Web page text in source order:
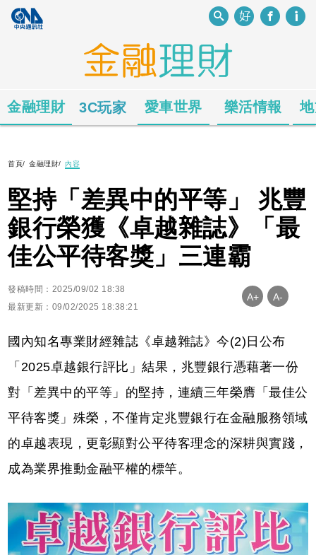
金融理財 3C玩家 愛車世界 樂活情報
首頁/ 金融理財/ 內容
堅持「差異中的平等」 兆豐
銀行榮獲《卓越雜誌》「最
佳公平待客獎」三連霸
發稿時間：2025/09/02 18:38
最新更新：09/02/2025 18:38:21
A+ A-
國內知名專業財經雜誌《卓越雜誌》今(2)日公布
「2025卓越銀行評比」結果，兆豐銀行憑藉著一份
對「差異中的平等」的堅持，連續三年榮膺「最佳公
平待客獎」殊榮，不僅肯定兆豐銀行在金融服務領域
的卓越表現，更彰顯對公平待客理念的深耕與實踐，
成為業界推動金融平權的標竿。